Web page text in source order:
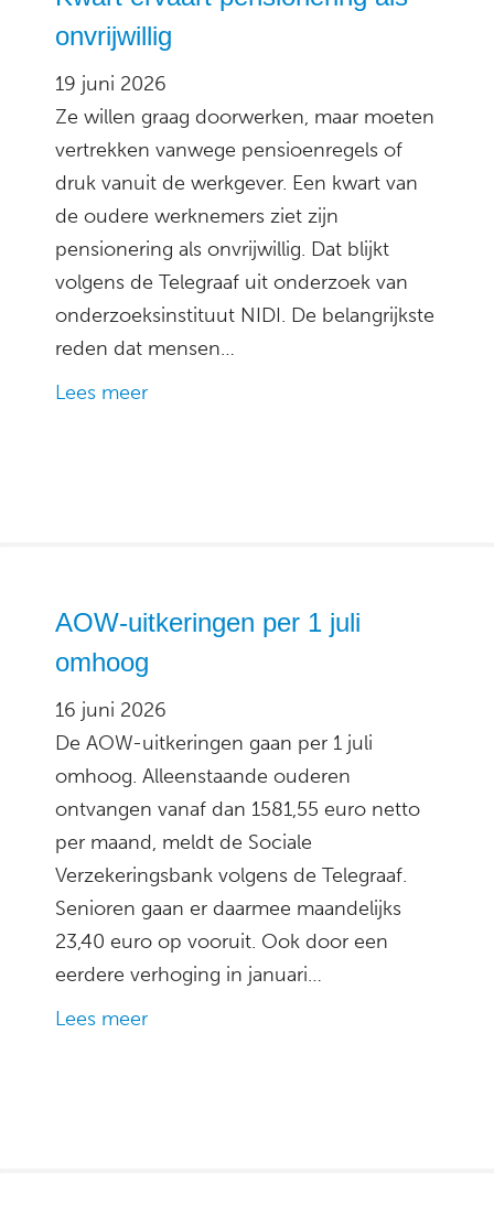
onvrijwillig
19 juni 2026
Ze willen graag doorwerken, maar moeten
vertrekken vanwege pensioenregels of
druk vanuit de werkgever. Een kwart van
de oudere werknemers ziet zijn
pensionering als onvrijwillig. Dat blijkt
volgens de Telegraaf uit onderzoek van
onderzoeksinstituut NIDI. De belangrijkste
reden dat mensen…
Lees meer
AOW-uitkeringen per 1 juli
omhoog
16 juni 2026
De AOW-uitkeringen gaan per 1 juli
omhoog. Alleenstaande ouderen
ontvangen vanaf dan 1581,55 euro netto
per maand, meldt de Sociale
Verzekeringsbank volgens de Telegraaf.
Senioren gaan er daarmee maandelijks
23,40 euro op vooruit. Ook door een
eerdere verhoging in januari…
Lees meer